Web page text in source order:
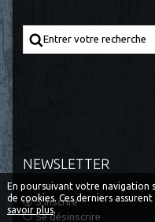
En poursuivant votre navigation
de cookies. Ces derniers
savoir plus.
NEWSLETTER
S'inscrire
Se désinscrire